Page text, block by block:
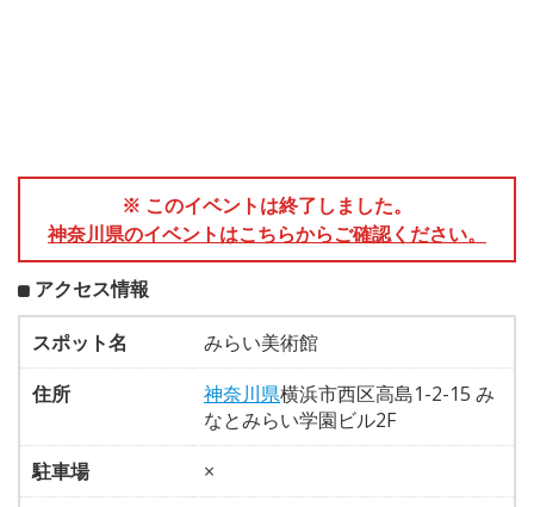
※ このイベントは終了しました。
神奈川県のイベントはこちらからご確認ください。
アクセス情報
スポット名
みらい美術館
住所
神奈川県横浜市西区高島1-2-15 み
なとみらい学園ビル2F
駐車場
×